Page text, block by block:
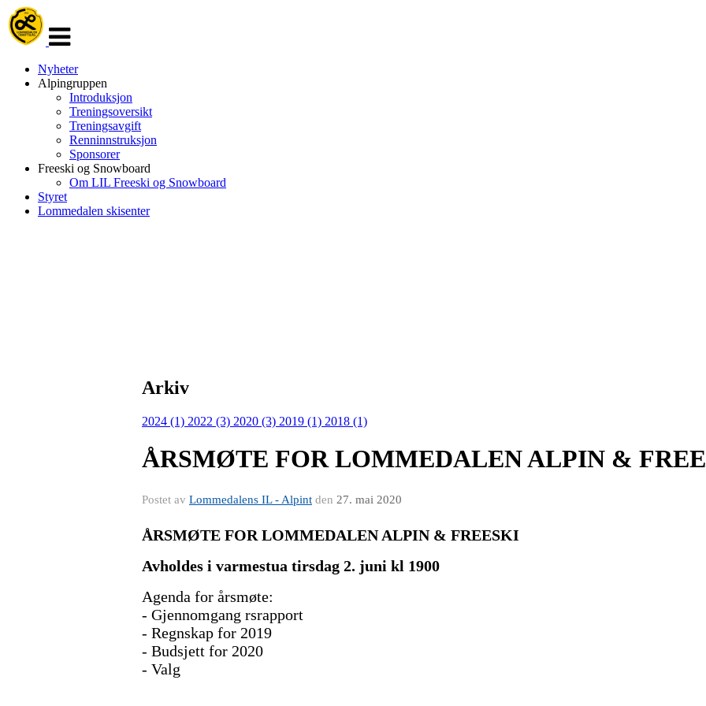
navigasjon
Nyheter
Alpingruppen
Introduksjon
Treningsoversikt
Treningsavgift
Renninnstruksjon
Sponsorer
Freeski og Snowboard
Om LIL Freeski og Snowboard
Styret
Lommedalen skisenter
Arkiv
2024 (1) 2022 (3) 2020 (3) 2019 (1) 2018 (1)
ÅRSMØTE FOR LOMMEDALEN ALPIN &
Postet av Lommedalens IL - Alpint den 27. mai 2020
ÅRSMØTE FOR LOMMEDALEN ALPIN & FREESKI
Avholdes i varmestua tirsdag 2. juni kl 1900
Agenda for årsmøte:
- Gjennomgang rsrapport
- Regnskap for 2019
- Budsjett for 2020
- Valg